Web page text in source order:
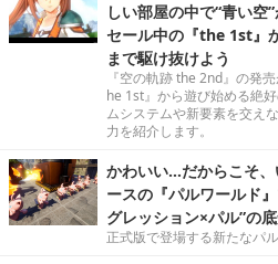
しい部屋の中で“青い
セール中の『the 1st』
まで駆け抜けよう
『空の軌跡 the 2nd』の発
he 1st』から遊び始める絶
ムシステムや新要素を交え
力を紹介します。
かわいい…だからこそ、
ースの『パルワールド
グレッション×パル”の
正式版で登場する新たなパ